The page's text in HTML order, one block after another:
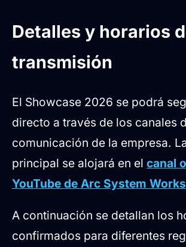
Detalles y horarios
transmisión
El Showcase 2026 se podrá
directo a través de los canales
comunicación de la empresa.
principal se alojará en el canal
YouTube de Arc System Works
A continuación se detallan los
confirmados para diferentes